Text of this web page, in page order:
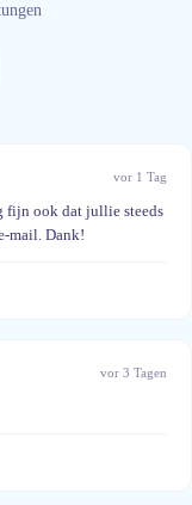
vor 1 Tag
fijn ook dat jullie steeds
mail. Dank!
vor 3 Tagen